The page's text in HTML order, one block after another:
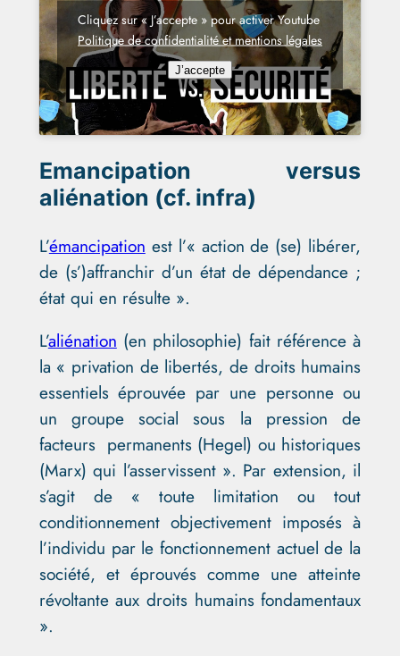
Cliquez sur « J’accepte » pour activer Youtube
Politique de confidentialité et mentions légales
J’accepte
Emancipation versus
aliénation (cf. infra)
L’émancipation est l’« action de (se) libérer,
de (s’)affranchir d’un état de dépendance ;
état qui en résulte ».
L’aliénation (en philosophie) fait référence à
la « privation de libertés, de droits humains
essentiels éprouvée par une personne ou
un groupe social sous la pression de
facteurs permanents (Hegel) ou historiques
(Marx) qui l’asservissent ». Par extension, il
s’agit de « toute limitation ou tout
conditionnement objectivement imposés à
l’individu par le fonctionnement actuel de la
société, et éprouvés comme une atteinte
révoltante aux droits humains fondamentaux
».